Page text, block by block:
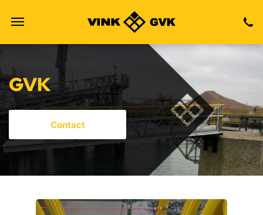
Vind ons
GVK
Contact